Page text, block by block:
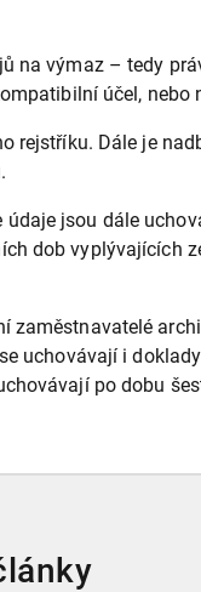
na výmaz – tedy
účel,
rejstříku. Dále je
jsou dále
dob vyplývajících
uchovávají i
po dobu